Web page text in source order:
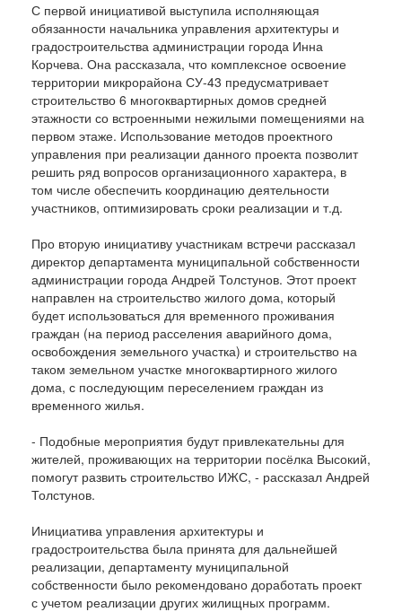
С первой инициативой выступила исполняющая
обязанности начальника управления архитектуры и
градостроительства администрации города Инна
Корчева. Она рассказала, что комплексное освоение
территории микрорайона СУ-43 предусматривает
строительство 6 многоквартирных домов средней
этажности со встроенными нежилыми помещениями на
первом этаже. Использование методов проектного
управления при реализации данного проекта позволит
решить ряд вопросов организационного характера, в
том числе обеспечить координацию деятельности
участников, оптимизировать сроки реализации и т.д.
Про вторую инициативу участникам встречи рассказал
директор департамента муниципальной собственности
администрации города Андрей Толстунов. Этот проект
направлен на строительство жилого дома, который
будет использоваться для временного проживания
граждан (на период расселения аварийного дома,
освобождения земельного участка) и строительство на
таком земельном участке многоквартирного жилого
дома, с последующим переселением граждан из
временного жилья.
- Подобные мероприятия будут привлекательны для
жителей, проживающих на территории посёлка Высокий,
помогут развить строительство ИЖС, - рассказал Андрей
Толстунов.
Инициатива управления архитектуры и
градостроительства была принята для дальнейшей
реализации, департаменту муниципальной
собственности было рекомендовано доработать проект
с учетом реализации других жилищных программ.